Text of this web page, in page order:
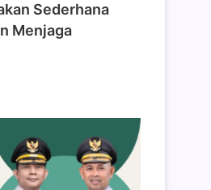
Sederhana
Menjaga